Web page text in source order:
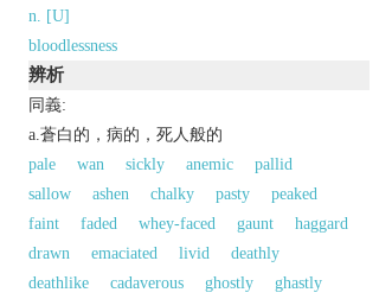
n. [U]
bloodlessness
辨析
同義:
a.蒼白的，病的，死人般的
pale
wan sickly anemic
pallid
sallow
ashen chalky pasty
peaked
faint
faded whey-faced gaunt
haggard
drawn
emaciated livid
deathly
deathlike
cadaverous ghostly
ghastly